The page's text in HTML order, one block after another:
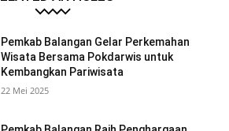
Pemkab Balangan Gelar Perkemahan
Wisata Bersama Pokdarwis untuk
Kembangkan Pariwisata
22 Mei 2025